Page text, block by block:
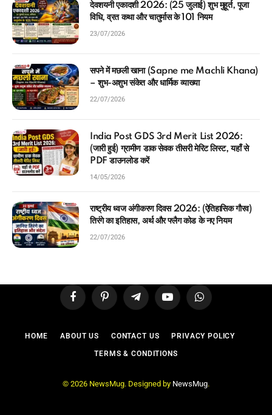
देवशयनी एकादशी 2026: (25 जुलाई) शुभ मुहूर्त, पूजा
विधि, व्रत कथा और चातुर्मास के 101 नियम
23/07/2026
सपने में मछली खाना (Sapne me Machli Khana)
– शुभ-अशुभ संकेत और धार्मिक व्याख्या
22/07/2026
India Post GDS 3rd Merit List 2026:
(जारी हुई) ग्रामीण डाक सेवक तीसरी मेरिट लिस्ट, यहाँ से
PDF डाउनलोड करें
14/05/2026
राष्ट्रीय ध्वज अंगीकरण दिवस 2026: (ऐतिहासिक गौरव)
तिरंगे का इतिहास, अर्थ और फ्लैग कोड के नए नियम
22/07/2026
FacebookPinterest TelegramYouTubeWhatsApp
HOME ABOUT US CONTACT US PRIVACY POLICY
TERMS & CONDITIONS
© 2026 NewsMug. Designed by NewsMug.